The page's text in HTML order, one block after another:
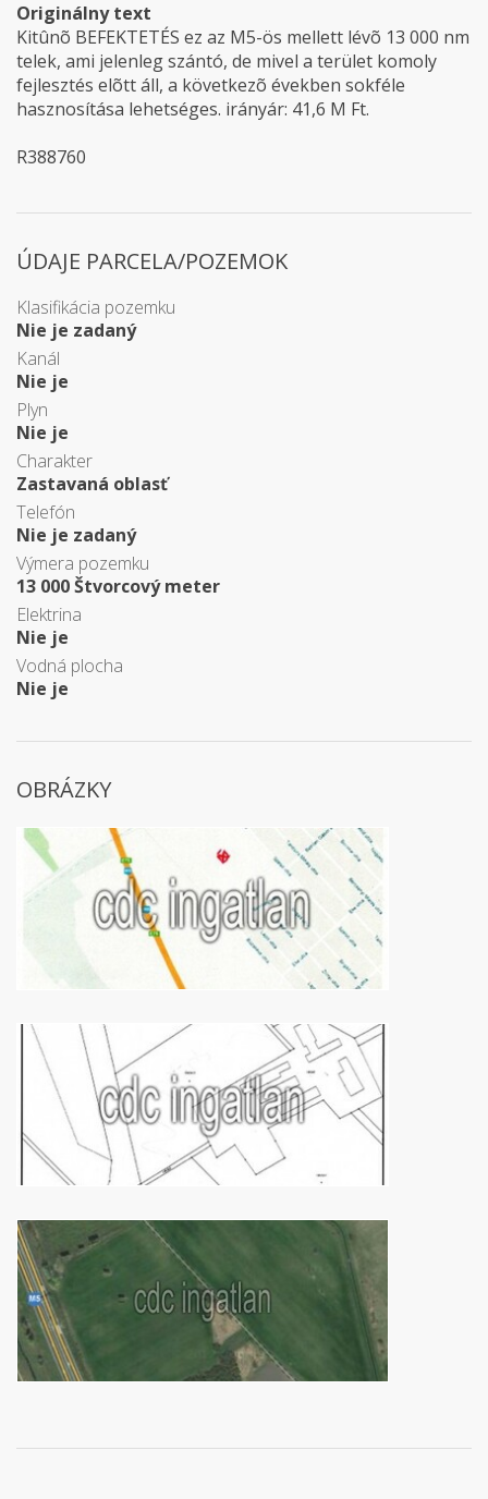
Originálny text
Kitûnõ BEFEKTETÉS ez az M5-ös mellett lévõ 13 000 nm
telek, ami jelenleg szántó, de mivel a terület komoly
fejlesztés elõtt áll, a következõ években sokféle
hasznosítása lehetséges. irányár: 41,6 M Ft.
R388760
ÚDAJE PARCELA/POZEMOK
Klasifikácia pozemku
Nie je zadaný
Kanál
Nie je
Plyn
Nie je
Charakter
Zastavaná oblasť
Telefón
Nie je zadaný
Výmera pozemku
13 000 Štvorcový meter
Elektrina
Nie je
Vodná plocha
Nie je
OBRÁZKY